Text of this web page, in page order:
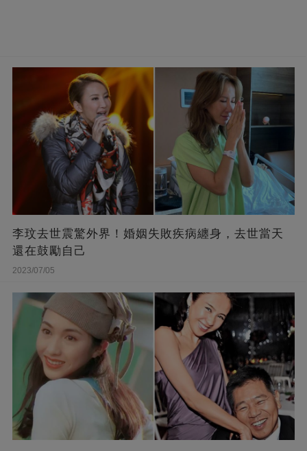
李玟去世震驚外界！婚姻失敗疾病纏身，去世當天
還在鼓勵自己
2023/07/05